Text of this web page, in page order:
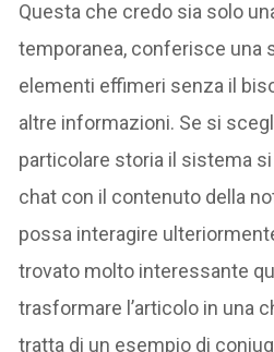
Questa che credo sia solo
temporanea, conferisce una
elementi effimeri senza il
altre informazioni. Se si
particolare storia il sistema
chat con il contenuto della
possa interagire
trovato molto interessante
trasformare l’articolo in una
tratta di un esempio di